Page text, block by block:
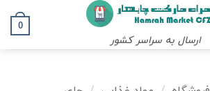
ارسال به سراسر کشور
0